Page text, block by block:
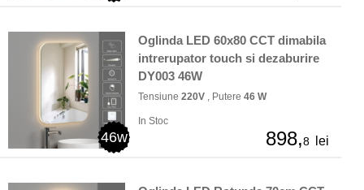
46w
Oglinda LED 60x80 CCT dimabila
intrerupator touch si dezaburire
DY003 46W
Tensiune 220V , Putere 46 W
In Stoc
898,8 lei